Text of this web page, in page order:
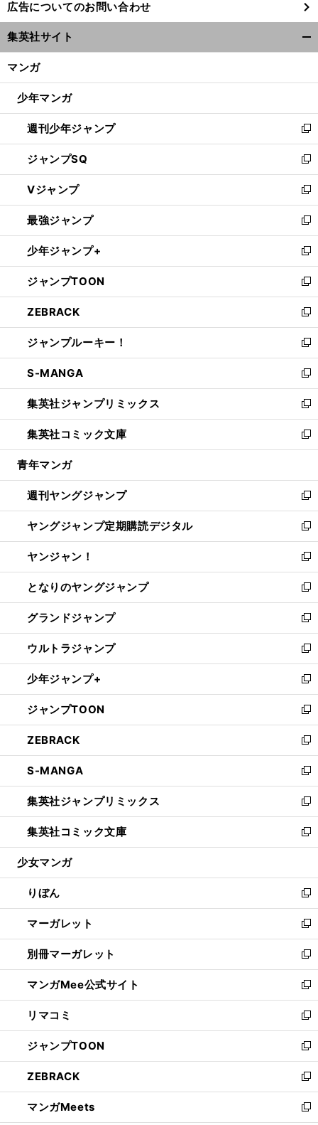
い
ウ
ィ
ン
ウ
開
く
広告についてのお問い合わせ
集英社サイト
マンガ
少年マンガ
週刊少年ジャンプ
新
し
い
ウ
ィ
ン
ド
ウ
で
開
く
ジャンプSQ
新
し
い
ウ
ィ
ン
ド
ウ
で
開
く
Vジャンプ
新
し
い
ウ
ィ
ン
ド
ウ
で
開
く
最強ジャンプ
新
し
い
ウ
ィ
ン
ド
ウ
で
開
く
少年ジャンプ+
新
し
い
ウ
ィ
ン
ド
ウ
で
開
く
ジャンプTOON
新
し
い
ウ
ィ
ン
ド
ウ
で
開
く
ZEBRACK
新
し
い
ウ
ィ
ン
ド
ウ
で
開
ジャンプルーキー！
新
し
い
ウ
ィ
ン
ド
ウ
開
く
S-MANGA
新
し
い
ウ
ィ
ン
ウ
で
開
く
集英社ジャンプリミックス
新
し
い
ウ
ン
ド
ウ
で
開
く
集英社コミック文庫
新
し
ウ
ィ
ン
ド
ウ
で
開
く
青年マンガ
週刊ヤングジャンプ
新
し
い
ウ
ィ
ン
ド
ウ
で
開
く
ヤングジャンプ定期購読デジタル
新
し
い
ウ
ィ
ン
ド
ウ
で
開
く
ヤンジャン！
新
し
い
ウ
ィ
ン
ド
ウ
で
開
く
となりのヤングジャンプ
新
し
い
ウ
ィ
ン
ド
ウ
で
開
く
グランドジャンプ
新
し
い
ウ
ィ
ン
ド
ウ
で
開
く
ウルトラジャンプ
新
し
い
ウ
ィ
ン
ド
ウ
で
開
く
少年ジャンプ+
新
し
い
ウ
ィ
ン
ド
ウ
で
開
く
ジャンプTOON
新
し
い
ウ
ィ
ン
ド
ウ
で
開
ZEBRACK
新
し
い
ウ
ィ
ン
ド
ウ
開
く
S-MANGA
新
し
い
ウ
ィ
ン
ウ
で
開
く
集英社ジャンプリミックス
新
し
い
ウ
ン
ド
ウ
で
開
く
集英社コミック文庫
新
し
ウ
ィ
ン
ド
ウ
で
開
く
少女マンガ
りぼん
新
し
い
ウ
ィ
ン
ド
ウ
で
開
く
マーガレット
新
し
い
ウ
ィ
ン
ド
ウ
で
開
く
別冊マーガレット
新
し
い
ウ
ィ
ン
ド
ウ
で
開
く
マンガMee公式サイト
新
し
い
ウ
ィ
ン
ド
ウ
で
開
リマコミ
新
し
い
ウ
ィ
ン
ド
ジャンプTOON
新
し
い
ウ
ィ
ZEBRACK
新
し
い
マンガMeets
新